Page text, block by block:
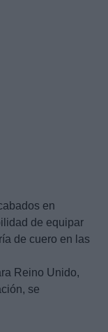
en
de equipar
de cuero en las
Reino Unido,
se